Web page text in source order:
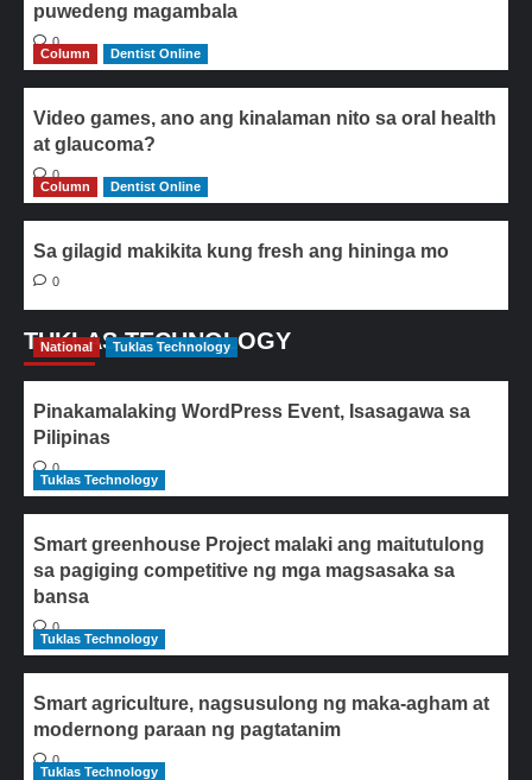
puwedeng magambala
0
Column
Dentist Online
Video games, ano ang kinalaman nito sa oral health
at glaucoma?
0
Column
Dentist Online
Sa gilagid makikita kung fresh ang hininga mo
0
TUKLAS TECHNOLOGY
National Tuklas Technology
Pinakamalaking WordPress Event, Isasagawa sa
Pilipinas
0
Tuklas Technology
Smart greenhouse Project malaki ang maitutulong
sa pagiging competitive ng mga magsasaka sa
bansa
0
Tuklas Technology
Smart agriculture, nagsusulong ng maka-agham at
modernong paraan ng pagtatanim
0
Tuklas Technology